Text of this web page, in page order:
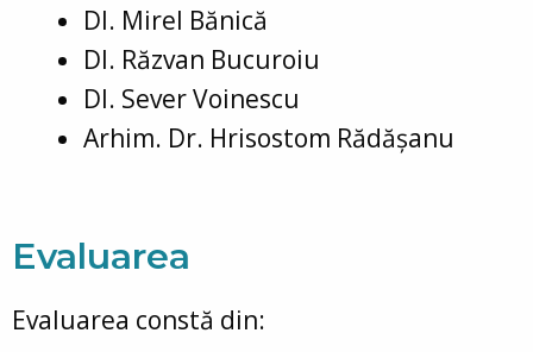
Dl. Mirel Bănică
Dl. Răzvan Bucuroiu
Dl. Sever Voinescu
Arhim. Dr. Hrisostom Rădășanu
Evaluarea
Evaluarea constă din: